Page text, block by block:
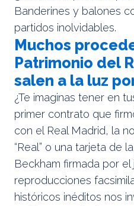
Banderines y balones
partidos inolvidables.
Muchos
Patrimonio del
salen a la luz
¿Te imaginas tener en
primer contrato que
con el Real Madrid, la
“Real” o una tarjeta de
Beckham firmada por el
reproducciones
históricos inéditos nos